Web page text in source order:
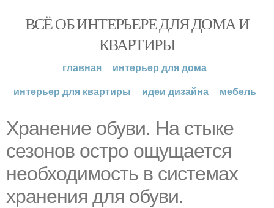
ВСЁ ОБ ИНТЕРЬЕРЕ ДЛЯ ДОМА И
КВАРТИРЫ
главная
интерьер для дома
интерьер для квартиры
идеи дизайна мебель
Хранение обуви. На стыке
сезонов остро ощущается
необходимость в системах
хранения для обуви.